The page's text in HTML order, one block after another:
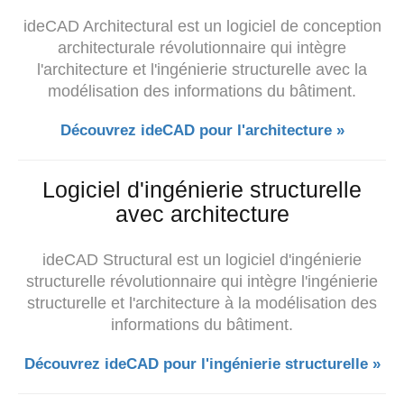
ideCAD Architectural est un logiciel de conception
architecturale révolutionnaire qui intègre
l'architecture et l'ingénierie structurelle avec la
modélisation des informations du bâtiment.
Découvrez ideCAD pour l'architecture »
Logiciel d'ingénierie structurelle
avec architecture
ideCAD Structural est un logiciel d'ingénierie
structurelle révolutionnaire qui intègre l'ingénierie
structurelle et l'architecture à la modélisation des
informations du bâtiment.
Découvrez ideCAD pour l'ingénierie structurelle »